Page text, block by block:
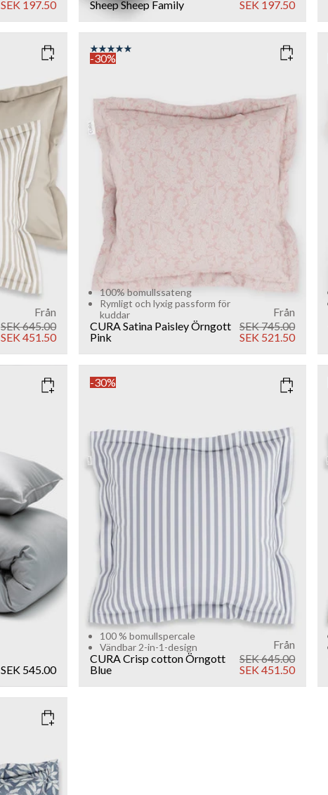
SEK 197.50
SheepSheep Family
SEK 197.50
Från
SEK 645.00
SEK 451.50
SIZE
80x80
Add to cart
-30%
100% bomullssateng
Rymligt och lyxig passform för
kuddar
CURA Satina Paisley Örngott
Pink
Från
SEK 745.00
SEK 521.50
SEK 545.00
SIZE
80x80
40x80
-30%
100 % bomullspercale
Vändbar 2-in-1-design
CURA Crisp cotton Örngott
Blue
Från
SEK 645.00
SEK 451.50